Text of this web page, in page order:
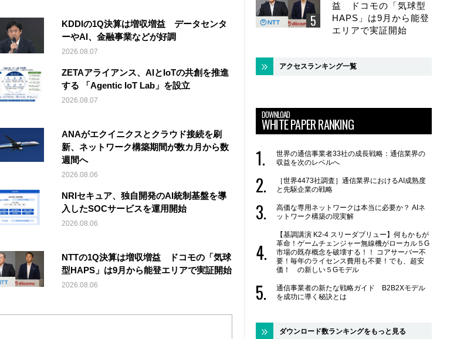
KDDIの1Q決算は増収増益 データセンタ
ーやAI、金融事業などが好調
2026.08.07
ZETAアライアンス、AIとIoTの共創を推進
する 「Agentic IoT Lab」を設立
2026.08.07
ANAがエクイニクスとクラウド接続を刷
新、ネットワーク構築期間が数カ月から数
週間へ
2026.08.06
NRIセキュア、独自開発のAI統制基盤を導
入したSOCサービスを運用開始
2026.08.06
NTTの1Q決算は増収増益 ドコモの「気球
型HAPS」は9月から能登エリアで実証開始
2026.08.06
益 ドコモの「気球型
HAPS」は9月から能登
エリアで実証開始
アクセスランキング一覧
DOWNLOAD
WHITE PAPER RANKING
世界の通信事業者33社の成長戦略：通信業界の
収益を次のレベルへ
［世界4473社調査］通信業界におけるAI成熟度
と先駆企業の戦略
高価な専用ネットワークは本当に必要か？ AIネ
ットワーク構築の現実解
【基調講演 K2-4 スリーダブリュー】何もかもが
革命！ゲームチェンジャー無線機がローカル５G
市場の既存概念を破壊する！！ コアサーバー不
要！毎年のライセンス費用も不要！でも、超安
価！ の新しい５Gモデル
通信事業者の新たな戦略ガイド B2B2Xモデル
を成功に導く秘訣とは
ダウンロード数ランキングをもっと見る